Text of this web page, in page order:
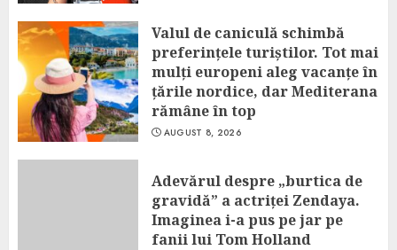
Valul de caniculă schimbă
preferințele turiștilor. Tot mai
mulți europeni aleg vacanțe în
țările nordice, dar Mediterana
rămâne în top
AUGUST 8, 2026
Adevărul despre „burtica de
gravidă” a actriței Zendaya.
Imaginea i-a pus pe jar pe
fanii lui Tom Holland